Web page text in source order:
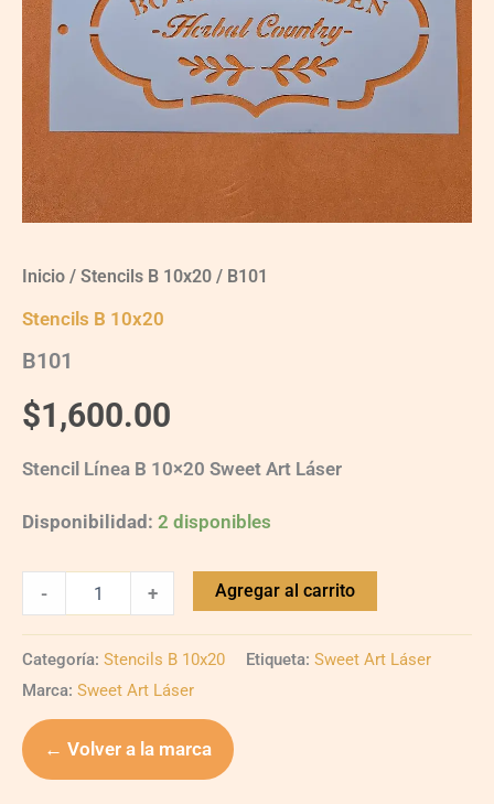
Inicio / Stencils B 10x20 / B101
Stencils B 10x20
B101
$1,600.00
Stencil Línea B 10×20 Sweet Art Láser
Disponibilidad: 2 disponibles
- + Agregar al carrito
Categoría: Stencils B 10x20 Etiqueta: Sweet Art Láser
Marca: Sweet Art Láser
← Volver a la marca